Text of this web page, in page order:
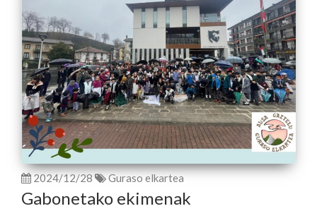
2024/12/28 Guraso elkartea
Gabonetako ekimenak